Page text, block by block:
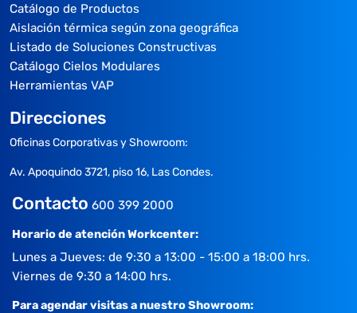
Catálogo de Productos
Aislación térmica según zona geográfica
Listado de Soluciones Constructivas
Catálogo Cielos Modulares
Herramientas VAP
Direcciones
Oficinas Corporativas y Showroom:
Av. Apoquindo 3721, piso 16, Las Condes.
Contacto 600 399 2000
Horario de atención Workcenter:
Lunes a Jueves: de 9:30 a 13:00 - 15:00 a 18:00 hrs.
Viernes de 9:30 a 14:00 hrs.
Para agendar visitas a nuestro Showroom: